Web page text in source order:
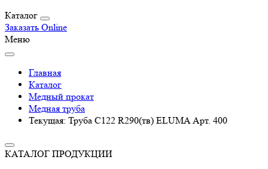
Каталог
Заказать Online
Меню
Главная
Каталог
Медный прокат
Медная труба
Текущая: Труба C122 R290(тв) ELUMA Арт. 400
КАТАЛОГ ПРОДУКЦИИ